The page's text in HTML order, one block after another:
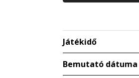
Játékidő
Bemutató dátuma